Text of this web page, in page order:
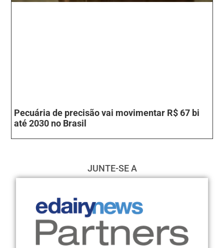
Pecuária de precisão vai movimentar R$ 67 bi
até 2030 no Brasil
JUNTE-SE A